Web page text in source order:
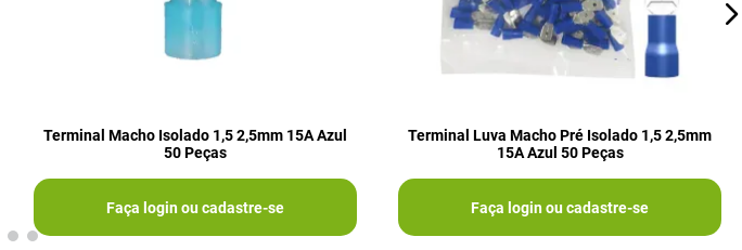
Terminal Macho Isolado 1,5 2,5mm 15A Azul
50 Peças
Faça login ou cadastre-se
Terminal Luva Macho Pré Isolado 1,5 2,5mm
15A Azul 50 Peças
Faça login ou cadastre-se